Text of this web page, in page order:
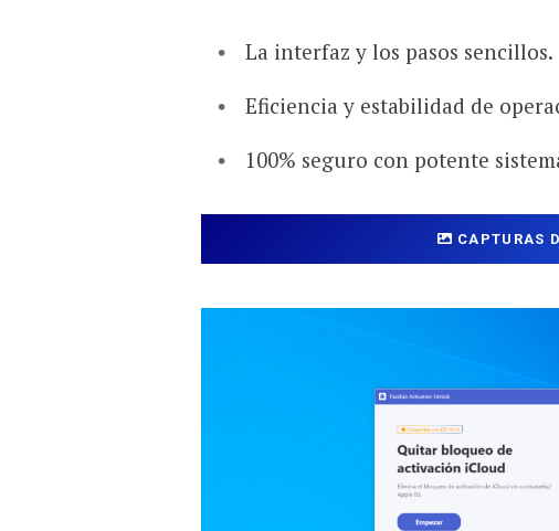
La interfaz y los pasos sencillos.
Eficiencia y estabilidad de
100% seguro con potente
CAPTURAS